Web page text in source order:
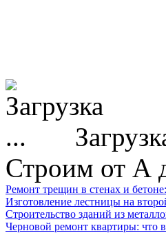
Строим от А
Ремонт трещин в стенах и
Изготовление лестницы на
Строительство зданий из
Черновой ремонт квартиры: что